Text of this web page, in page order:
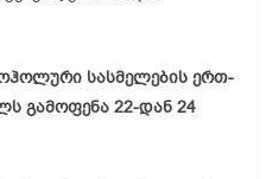
სასმელების ერთ-
გამოფენა 22-დან 24